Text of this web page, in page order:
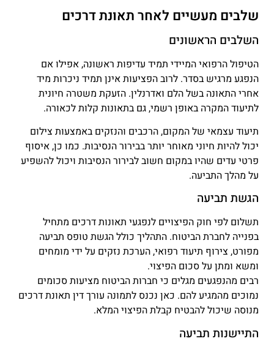
שלבים מעשיים לאחר תאונת דרכים
השלבים הראשונים
הטיפול הרפואי המיידי תמיד עדיפות ראשונה, אפילו אם
הנפגע מרגיש בסדר. לרוב הפציעות אינן תמיד ניכרות מיד
אחרי התאונה בשל הלם ואדרנלין. הזעקת משטרה חיונית
לתיעוד המקרה באופן רשמי, גם בתאונות קלות לכאורה.
תיעוד עצמאי של המקום, הרכבים והנזקים באמצעות צילום
יכול להיות חיוני מאוחר יותר בבירור הנסיבות. כמו כן, איסוף
פרטי עדים שהיו במקום חשוב לבירור הנסיבות ויכול להשפיע
על מהלך התביעה.
הגשת תביעה
תשלום לפי חוק הפיצויים לנפגעי תאונות דרכים מתחיל
בפנייה לחברת הביטוח. התהליך כולל הגשת טופס תביעה
מפורט, צירוף תיעוד רפואי, הערכת נזקים על ידי מומחים
ומשא ומתן על סכום הפיצוי.
רבים מהנפגעים מגלים כי חברות הביטוח מציעות סכומים
נמוכים מהמגיע להם. כאן נכנס לתמונה עורך דין תאונת דרכים
מנוסה שיכול להבטיח קבלת הפיצוי המלא.
התיישנות תביעה